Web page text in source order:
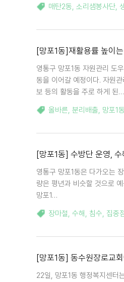
매탄2동, 소리샘봉사단,
[망포1동]재활용률 높이
영통구 망포1동 자원관리 도
동을 이어갈 예정이다. 자원
보 등의 활동을 주로 하게 된…
올바른, 분리배출, 망포1동
[망포1동] 수방단 운영,
영통구 망포1동은 다가오는
량은 평년과 비슷할 것으로
망포1…
장마철, 수해 , 침수, 집중
[망포1동] 동수원장로교
22일, 망포1동 행정복지센터